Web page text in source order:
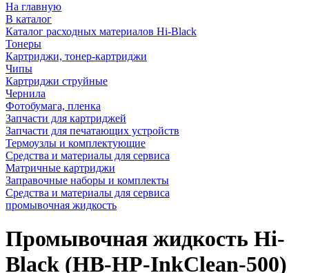
На главную
В каталог
Каталог расходных материалов Hi-Black
Тонеры
Картриджи, тонер-картриджи
Чипы
Картриджи струйные
Чернила
Фотобумага, пленка
Запчасти для картриджей
Запчасти для печатающих устройств
Термоузлы и комплектующие
Средства и материалы для сервиса
Матричные картриджи
Заправочные наборы и комплекты
Средства и материалы для сервиса
промывочная жидкость
Промывочная жидкость Hi-
Black (HB-HP-InkClean-500)